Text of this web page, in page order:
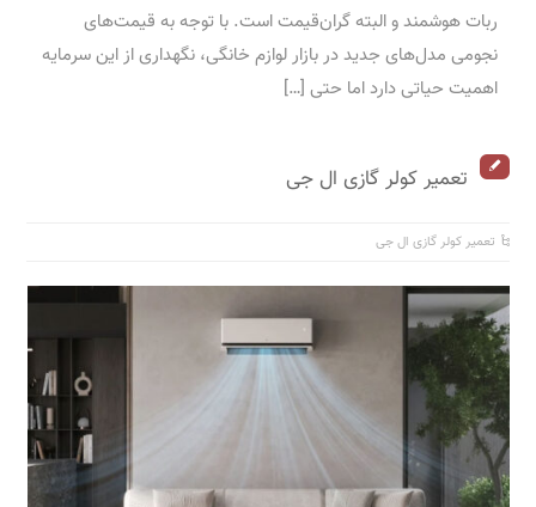
ربات هوشمند و البته گران‌قیمت است. با توجه به قیمت‌های
نجومی مدل‌های جدید در بازار لوازم خانگی، نگهداری از این سرمایه
اهمیت حیاتی دارد اما حتی […]
تعمیر کولر گازی ال جی
تعمیر کولر گازی ال جی